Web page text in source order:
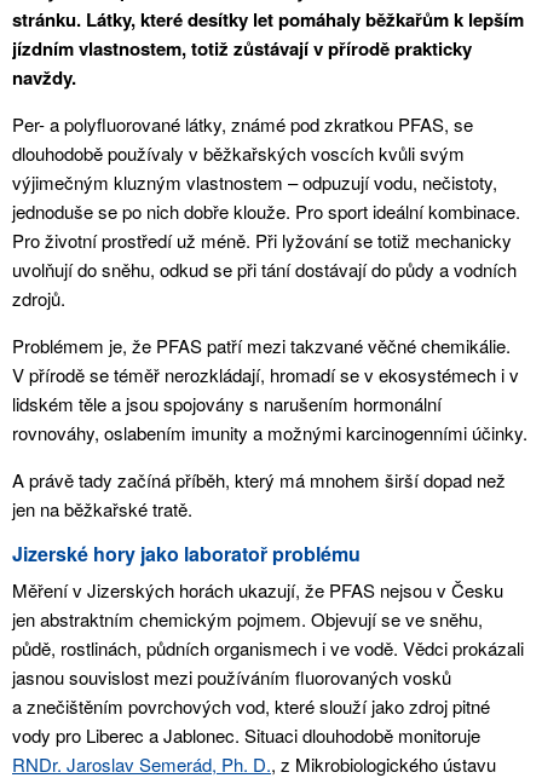
stránku. Látky, které desítky let pomáhaly běžkařům k lepším
jízdním vlastnostem, totiž zůstávají v přírodě prakticky
navždy.
Per- a polyfluorované látky, známé pod zkratkou PFAS, se
dlouhodobě používaly v běžkařských voscích kvůli svým
výjimečným kluzným vlastnostem – odpuzují vodu, nečistoty,
jednoduše se po nich dobře klouže. Pro sport ideální kombinace.
Pro životní prostředí už méně. Při lyžování se totiž mechanicky
uvolňují do sněhu, odkud se při tání dostávají do půdy a vodních
zdrojů.
Problémem je, že PFAS patří mezi takzvané věčné chemikálie.
V přírodě se téměř nerozkládají, hromadí se v ekosystémech i v
lidském těle a jsou spojovány s narušením hormonální
rovnováhy, oslabením imunity a možnými karcinogenními účinky.
A právě tady začíná příběh, který má mnohem širší dopad než
jen na běžkařské tratě.
Jizerské hory jako laboratoř problému
Měření v Jizerských horách ukazují, že PFAS nejsou v Česku
jen abstraktním chemickým pojmem. Objevují se ve sněhu,
půdě, rostlinách, půdních organismech i ve vodě. Vědci prokázali
jasnou souvislost mezi používáním fluorovaných vosků
a znečištěním povrchových vod, které slouží jako zdroj pitné
vody pro Liberec a Jablonec. Situaci dlouhodobě monitoruje
RNDr. Jaroslav Semerád, Ph. D., z Mikrobiologického ústavu